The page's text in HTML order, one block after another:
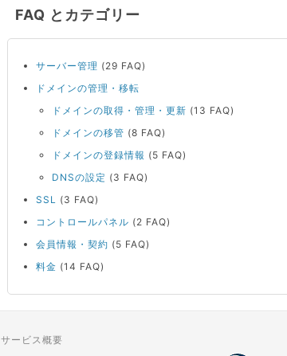
FAQ とカテゴリー
サーバー管理 (29 FAQ)
ドメインの管理・移転
ドメインの取得・管理・更新 (13 FAQ)
ドメインの移管 (8 FAQ)
ドメインの登録情報 (5 FAQ)
DNSの設定 (3 FAQ)
SSL (3 FAQ)
コントロールパネル (2 FAQ)
会員情報・契約 (5 FAQ)
料金 (14 FAQ)
サービス概要